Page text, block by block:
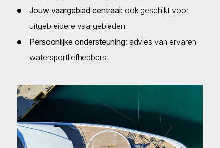
Jouw vaargebied centraal: ook geschikt voor
uitgebreidere vaargebieden.
Persoonlijke ondersteuning: advies van ervaren
watersportliefhebbers.